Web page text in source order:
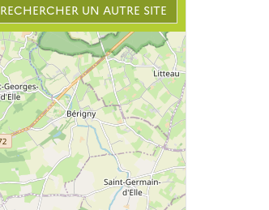
RECHERCHER UN AUTRE SITE